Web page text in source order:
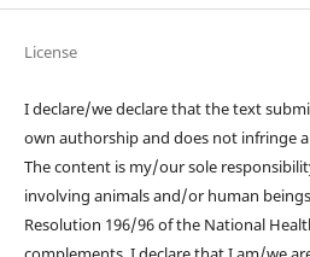
License
I declare/we declare that the text
own authorship and does not infringe
The content is my/our sole
involving animals and/or human
Resolution 196/96 of the National